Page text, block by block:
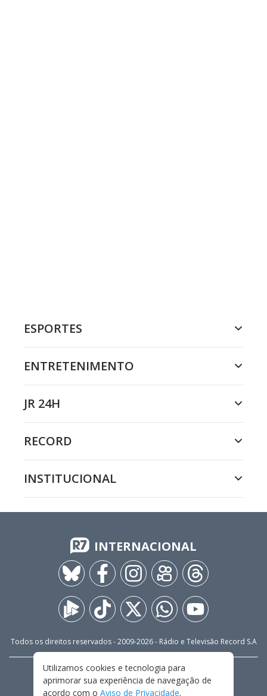
ESPORTES
ENTRETENIMENTO
JR 24H
RECORD
INSTITUCIONAL
INTERNACIONAL
Todos os direitos reservados - 2009-2026- Rádio e Televisão Record S.A
FALE CONOSCO
PRIVACIDADE
TERMOS E CONDIÇÕES DE USO
Utilizamos cookies e tecnologia para
aprimorar sua experiência de navegação de
acordo com o Aviso de Privacidade.